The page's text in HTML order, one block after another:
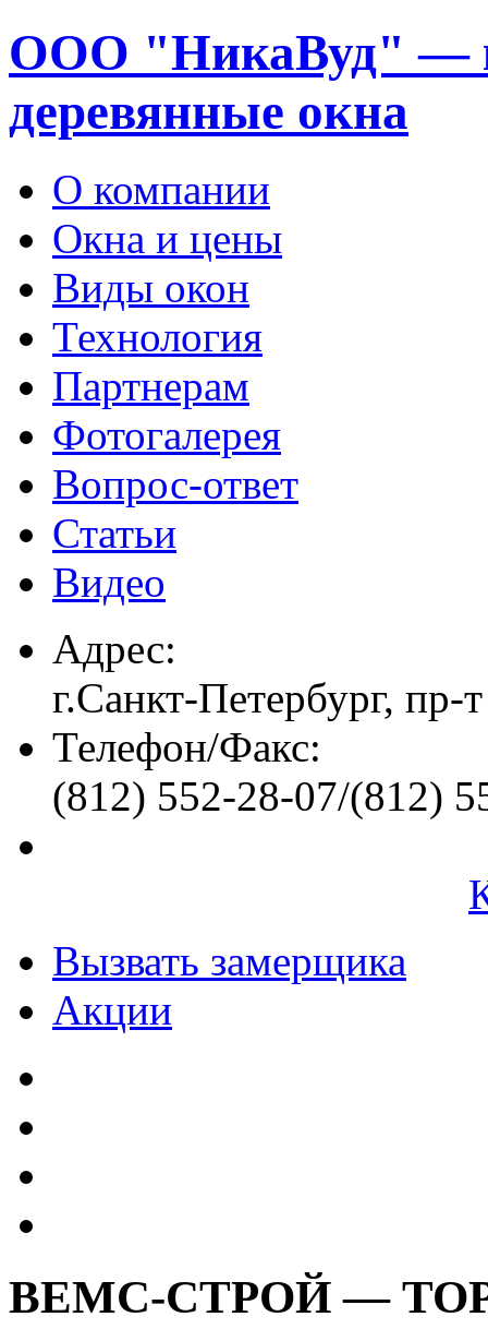
ООО "НикаВуд" —
деревянные окна
О компании
Окна и цены
Виды окон
Технология
Партнерам
Фотогалерея
Вопрос-ответ
Статьи
Видео
Адрес:
г.Санкт-Петербург, пр-
Телефон/Факс:
(812) 552-28-07/(812)
Вызвать замерщика
Акции
ВЕМС-СТРОЙ —